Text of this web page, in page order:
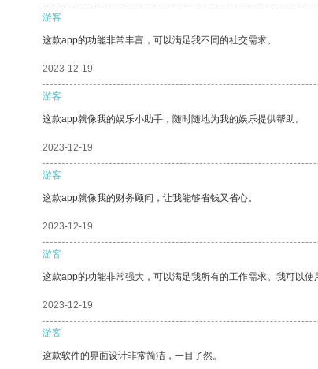
游客
这款app的功能非常丰富，可以满足我不同的社交需求。
2023-12-19
游客
这款app就像我的娱乐小助手，随时随地为我的娱乐提供帮助。
2023-12-19
游客
这款app就像我的财务顾问，让我能够省钱又省心。
2023-12-19
游客
这款app的功能非常强大，可以满足我所有的工作需求。我可以使
2023-12-19
游客
这款软件的界面设计非常简洁，一目了然。